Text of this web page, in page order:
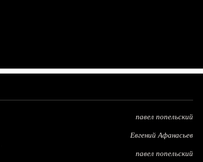
павел попельский
Евгений Афанасьев
павел попельский